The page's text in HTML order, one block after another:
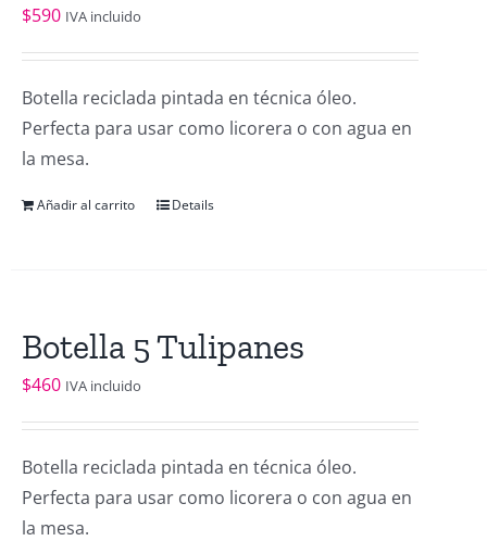
$590 IVA incluido
Botella reciclada pintada en técnica óleo.
Perfecta para usar como licorera o con agua en
la mesa.
Añadir al carrito Details
Botella 5 Tulipanes
$460 IVA incluido
Botella reciclada pintada en técnica óleo.
Perfecta para usar como licorera o con agua en
la mesa.